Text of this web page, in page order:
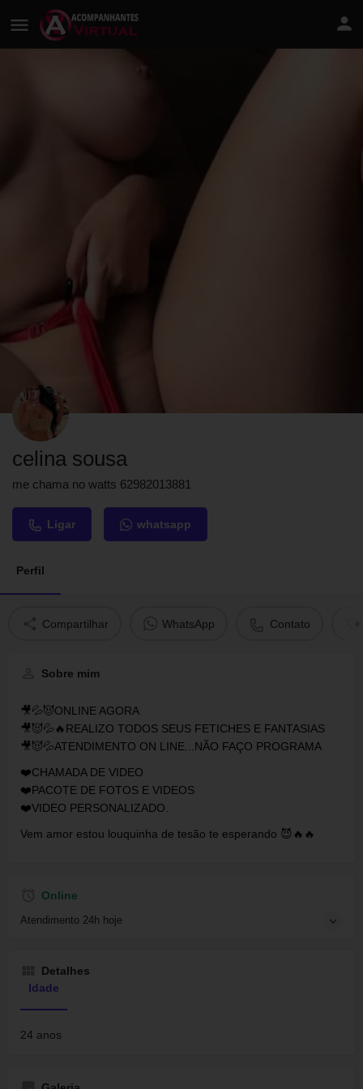
celina sousa
me chama no watts 62982013881
Ligar whatsapp
Perfil
Compartilhar WhatsApp Contato
Sobre mim
🎥💦😈ONLINE AGORA
🎥😈💦🔥REALIZO TODOS SEUS FETICHES E FANTASIAS
🎥😈💦ATENDIMENTO ON LINE...NÃO FAÇO PROGRAMA
❤️CHAMADA DE VIDEO
❤️PACOTE DE FOTOS E VIDEOS
❤️VIDEO PERSONALIZADO.
Vem amor estou louquinha de tesão te esperando 😈🔥🔥
Online
Atendimento 24h hoje
Detalhes
Idade
24 anos